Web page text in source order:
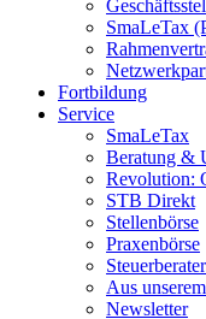
SmaLeTax
Fortbildung
Service
SmaLeTax
Beratung &
Revolution:
STB Direkt
Stellenbörse
Praxenbörse
Aus
Newsletter